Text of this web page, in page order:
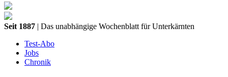
Seit 1887 | Das unabhängige Wochenblatt für Unterkärnten
Test-Abo
Jobs
Chronik